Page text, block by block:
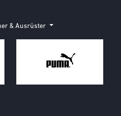
& Ausrüster